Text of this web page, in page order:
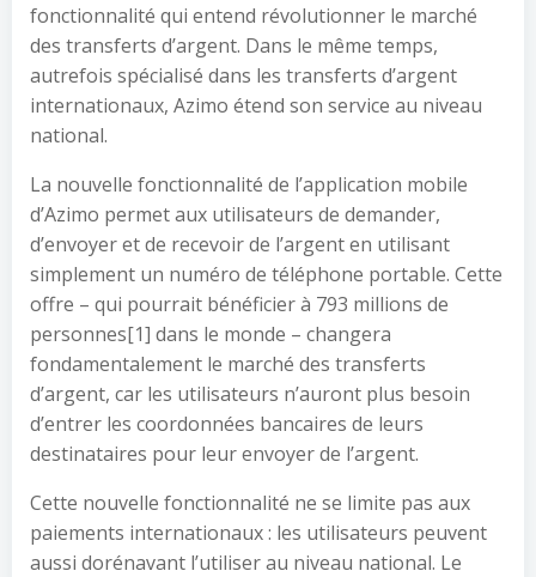
fonctionnalité qui entend révolutionner le marché
des transferts d’argent. Dans le même temps,
autrefois spécialisé dans les transferts d’argent
internationaux, Azimo étend son service au niveau
national.
La nouvelle fonctionnalité de l’application mobile
d’Azimo permet aux utilisateurs de demander,
d’envoyer et de recevoir de l’argent en utilisant
simplement un numéro de téléphone portable. Cette
offre – qui pourrait bénéficier à 793 millions de
personnes[1] dans le monde – changera
fondamentalement le marché des transferts
d’argent, car les utilisateurs n’auront plus besoin
d’entrer les coordonnées bancaires de leurs
destinataires pour leur envoyer de l’argent.
Cette nouvelle fonctionnalité ne se limite pas aux
paiements internationaux : les utilisateurs peuvent
aussi dorénavant l’utiliser au niveau national. Le